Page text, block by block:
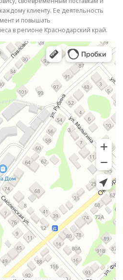
клиенту. Ее деятельность
и повышать
в регионе Краснодарский край.